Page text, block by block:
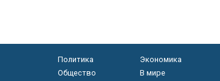
Политика
Экономика
Общество
В мире